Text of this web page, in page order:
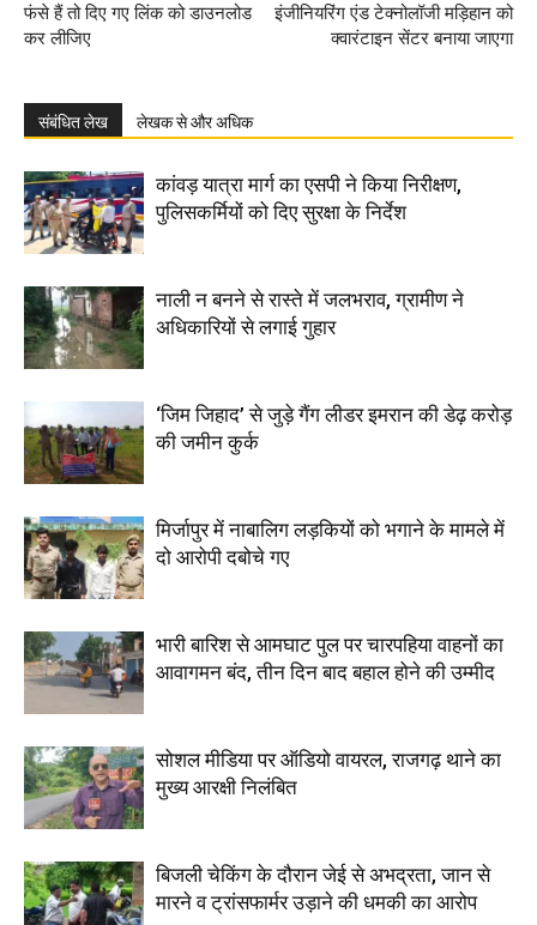
फंसे हैं तो दिए गए लिंक को डाउनलोड
कर लीजिए
इंजीनियरिंग एंड टेक्नोलॉजी मड़िहान को
क्वारंटाइन सेंटर बनाया जाएगा
संबंधित लेख लेखक से और अधिक
कांवड़ यात्रा मार्ग का एसपी ने किया निरीक्षण,
पुलिसकर्मियों को दिए सुरक्षा के निर्देश
नाली न बनने से रास्ते में जलभराव, ग्रामीण ने
अधिकारियों से लगाई गुहार
‘जिम जिहाद’ से जुड़े गैंग लीडर इमरान की डेढ़ करोड़
की जमीन कुर्क
मिर्जापुर में नाबालिग लड़कियों को भगाने के मामले में
दो आरोपी दबोचे गए
भारी बारिश से आमघाट पुल पर चारपहिया वाहनों का
आवागमन बंद, तीन दिन बाद बहाल होने की उम्मीद
सोशल मीडिया पर ऑडियो वायरल, राजगढ़ थाने का
मुख्य आरक्षी निलंबित
बिजली चेकिंग के दौरान जेई से अभद्रता, जान से
मारने व ट्रांसफार्मर उड़ाने की धमकी का आरोप